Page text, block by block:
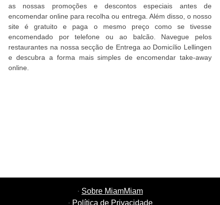
as nossas promoções e descontos especiais antes de
encomendar online para recolha ou entrega. Além disso, o nosso
site é gratuito e paga o mesmo preço como se tivesse
encomendado por telefone ou ao balcão. Navegue pelos
restaurantes na nossa secção de Entrega ao Domicílio Lellingen
e descubra a forma mais simples de encomendar take-away
online.
· Sobre MiamMiam
· Política de Privacidade